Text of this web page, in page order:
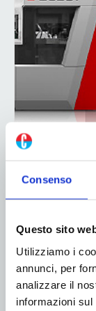
Consenso
Questo sito
Utilizziamo i
annunci, per
analizzare il
informazioni